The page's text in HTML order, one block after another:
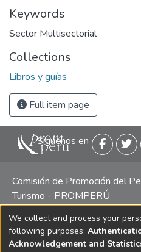
Keywords
Sector Multisectorial
Collections
Libros y guías
Full item page
Siguenos en
Comisión de Promoción del
Turismo - PROMPERÚ
Central telefónica: (511) 616
Oeste 50, Edificio Mincetur,
We collect and process your
following purposes:
Acknowledgement and